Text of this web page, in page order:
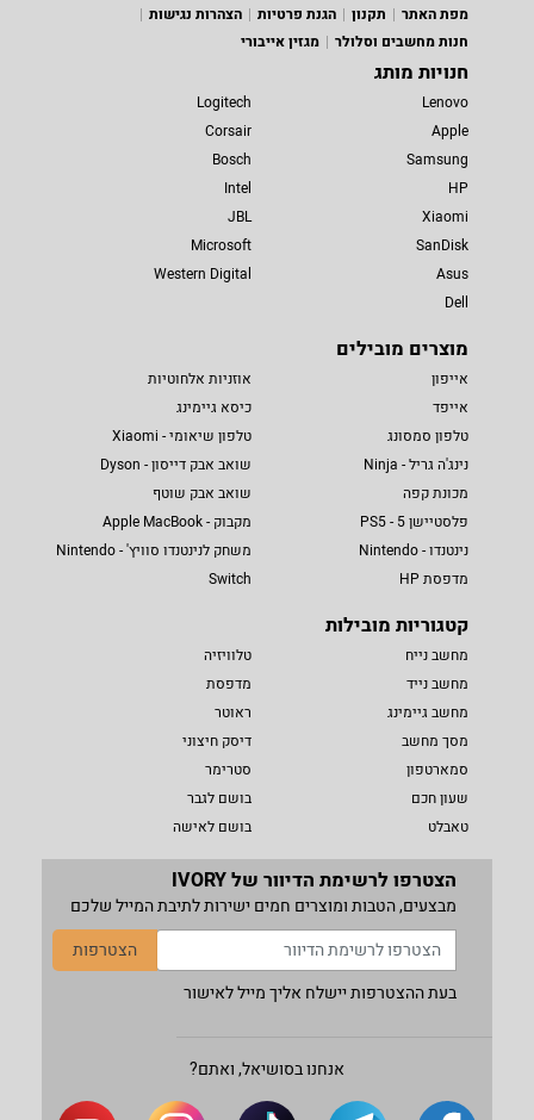
מפת האתר
תקנון הגנת פרטיות
הצהרות נגישות
חנות מחשבים וסלולר
מגזין אייבורי
חנויות מותג
Lenovo
Apple
Samsung
HP
Xiaomi
SanDisk
Asus
Dell
Logitech
Corsair
Bosch
Intel
JBL
Microsoft
Western Digital
מוצרים מובילים
אייפון
אייפד
טלפון סמסונג
נינג'ה גריל - Ninja
מכונת קפה
פלסטיישן 5 - PS5
נינטנדו - Nintendo
מדפסת HP
אוזניות אלחוטיות
כיסא גיימינג
טלפון שיאומי - Xiaomi
שואב אבק דייסון - Dyson
שואב אבק שוטף
מקבוק - Apple MacBook
משחק לנינטנדו סוויץ' - Nintendo
Switch
קטגוריות מובילות
מחשב נייח
מחשב נייד
מחשב גיימינג
מסך מחשב
סמארטפון
שעון חכם
טאבלט
טלוויזיה
מדפסת
ראוטר
דיסק חיצוני
סטרימר
בושם לגבר
בושם לאישה
הצטרפו לרשימת הדיוור של IVORY
מבצעים, הטבות ומוצרים חמים ישירות לתיבת המייל שלכם
הצטרפות
בעת ההצטרפות יישלח אליך מייל לאישור
אנחנו בסושיאל, ואתם?